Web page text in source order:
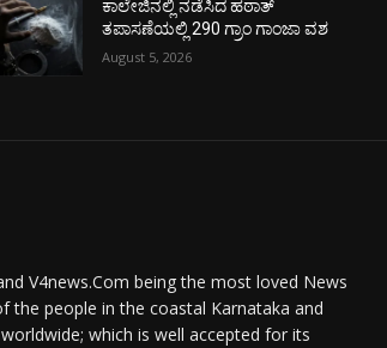
ಕಾಲೇಜಿನಲ್ಲಿ ನಡೆಸಿದ ಹಠಾತ್
ತಪಾಸಣೆಯಲ್ಲಿ 290 ಗ್ರಾಂ ಗಾಂಜಾ ವಶ
August 5, 2026
V4news.Com being the most loved News
the people in the coastal Karnataka and
which is well accepted for its